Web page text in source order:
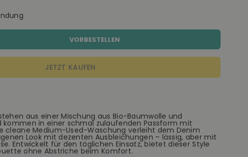
VORBESTELLEN
JETZT KAUFEN
aus einer Mischung aus Bio-Baumwolle und
kommen in einer schmal zulaufenden Passform mit
cleane Medium-Used-Waschung verleiht dem Denim
Look mit dezenten Ausbleichungen – lässig, aber mit
Entwickelt für den täglichen Einsatz, bietet dieser Style
ohne Abstriche beim Komfort.